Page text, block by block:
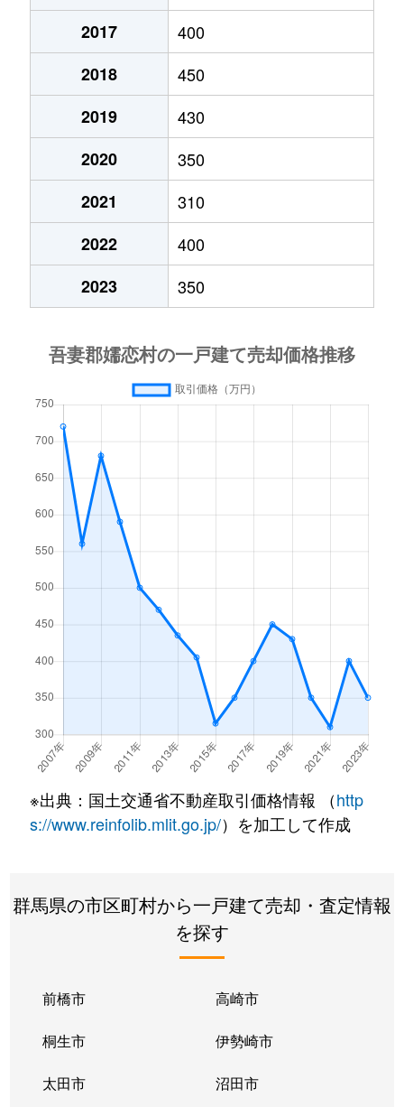
大字鎌原 680万円
大字鎌原
60万円
大字鎌原
300万円
大字鎌原
50万円
大字鎌原
350万円
大字鎌原
600万円
大字鎌原
1,100万円
大字鎌原
大字鎌原
2017
400
2018
450
2019
430
2020
350
2021
310
2022
400
2023
350
※出典：国土交通省不動産取引価格情報 （http
s://www.reinfolib.mlit.go.jp/）を加工して作成
群馬県の市区町村から一戸建て売却・査定情報
を探す
前橋市 高崎市
桐生市 伊勢崎市
太田市 沼田市